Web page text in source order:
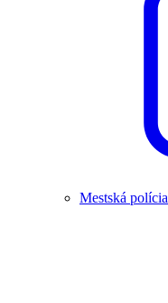
Mestská polícia